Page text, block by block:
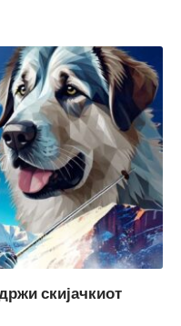
скијачкиот